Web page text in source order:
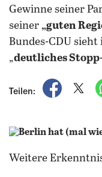
Gewinne seiner
seiner „guten
Bundes-CDU
„deutliches
Teilen:
auf
Weitere